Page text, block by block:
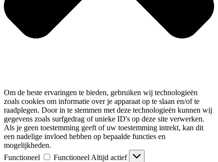
Om de beste ervaringen te bieden, gebruiken wij technologieën
zoals cookies om informatie over je apparaat op te slaan en/of te
raadplegen. Door in te stemmen met deze technologieën kunnen wij
gegevens zoals surfgedrag of unieke ID's op deze site verwerken.
Als je geen toestemming geeft of uw toestemming intrekt, kan dit
een nadelige invloed hebben op bepaalde functies en
mogelijkheden.
Functioneel
Functioneel Altijd actief